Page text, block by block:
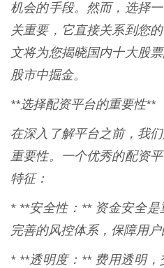
机会的手段。然而，选择
关重要，它直接关系到您
文将为您揭晓国内十大股
股市中掘金。
**选择配资平台的重要性**
在深入了解平台之前，我
重要性。一个优秀的配资
特征：
* **安全性：** 资金安全
完善的风控体系，保障用户
* **透明度：** 费用透明